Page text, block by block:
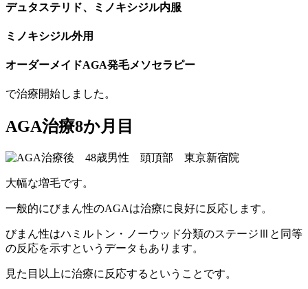
デュタステリド、ミノキシジル内服
ミノキシジル外用
オーダーメイドAGA発毛メソセラピー
で治療開始しました。
AGA治療8か月目
大幅な増毛です。
一般的にびまん性のAGAは治療に良好に反応します。
びまん性はハミルトン・ノーウッド分類のステージⅢと同等
の反応を示すというデータもあります。
見た目以上に治療に反応するということです。